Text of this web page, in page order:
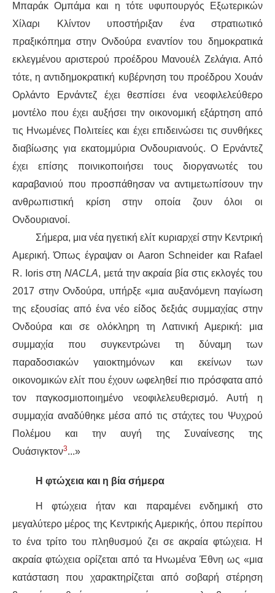
Μπαράκ Ομπάμα και η τότε υφυπουργός Εξωτερικών
Χίλαρι Κλίντον υποστήριξαν ένα στρατιωτικό
πραξικόπημα στην Ονδούρα εναντίον του δημοκρατικά
εκλεγμένου αριστερού προέδρου Μανουέλ Ζελάγια. Από
τότε, η αντιδημοκρατική κυβέρνηση του προέδρου Χουάν
Ορλάντο
Ερνάντεζ έχει θεσπίσει ένα νεοφιλελεύθερο
μοντέλο που έχειαυξήσει την οικονομική εξάρτηση από
τις Ηνωμένες Πολιτείες και έχει επιδεινώσει τις συνθήκες
διαβίωσης για εκατομμύρια Ονδουριανούς. Ο Ερνάντεζ
έχει επίσης ποινικοποιήσει τους διοργανωτές του
καραβανιού που προσπάθησαν νααντιμετωπίσουν την
ανθρωπιστική κρίσηστην οποία ζουν όλοι οι
Ονδουριανοί.
Σήμερα, μια νέα ηγετική ελίτ κυριαρχεί στην Κεντρική
Αμερική. Όπως έγραψαν οι Aaron Schneider και Rafael
R. Ioris στηNACLA, μετά τηνακραία βία στις εκλογές του
2017 στην Ονδούρα, υπήρξε «μια αυξανόμενη παγίωση
της εξουσίας από ένα νέο είδος δεξιάς συμμαχίας στην
Ονδούρα και σε ολόκληρη τη Λατινική Αμερική: μια
συμμαχία που συγκεντρώνει τη δύναμη των
παραδοσιακώνγαιοκτημόνων και εκείνων των
οικονομικών ελίτ που έχουν ωφεληθεί πιο πρόσφατα από
τον παγκοσμιοποιημένο νεοφιλελευθερισμό. Αυτή η
συμμαχία αναδύθηκε μέσα από τις στάχτες του Ψυχρού
Πολέμου και την αυγή της Συναίνεσης της
Ουάσιγκτον3...»
Η φτώχεια και η βία σήμερα
Η φτώχεια ήταν και παραμένει ενδημική στο
μεγαλύτερο μέρος της Κεντρικής Αμερικής, όπου περίπου
το ένα τρίτο του πληθυσμού ζει σε ακραία φτώχεια. Η
ακραία φτώχεια ορίζεται από τα Ηνωμένα Έθνη ως «μια
κατάσταση που χαρακτηρίζεται από σοβαρή στέρηση